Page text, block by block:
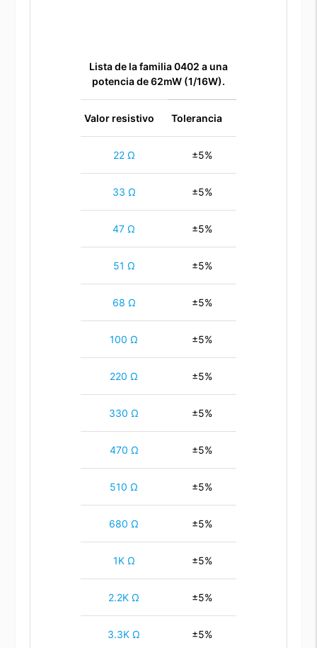
Lista de la familia 0402 a una
potencia de 62mW (1/16W).
Valor resistivo Tolerancia
22 Ω ±5%
33 Ω ±5%
47 Ω ±5%
51 Ω ±5%
68 Ω ±5%
100 Ω ±5%
220 Ω ±5%
330 Ω ±5%
470 Ω ±5%
510 Ω ±5%
680 Ω ±5%
1K Ω ±5%
2.2K Ω ±5%
3.3K Ω ±5%